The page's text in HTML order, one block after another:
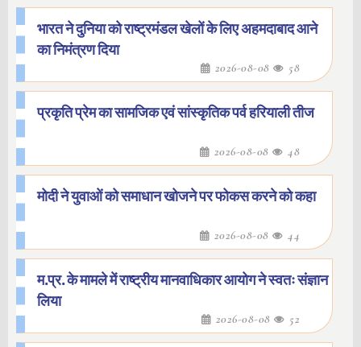
भारत ने दुनिया को राष्ट्रमंडल खेलों के लिए अहमदाबाद आने
का निमंत्रण दिया
2026-08-08 58
प्रकृति प्रेम का सामजिक एवं सांस्कृतिक पर्व हरियाली तीज
2026-08-08 48
मोदी ने युवाओं को समाधान खोजने पर फोकस करने को कहा
2026-08-08 44
म.प्र. के मामले में राष्ट्रीय मानवाधिकार आयोग ने स्वतः संज्ञान
लिया
2026-08-08 52